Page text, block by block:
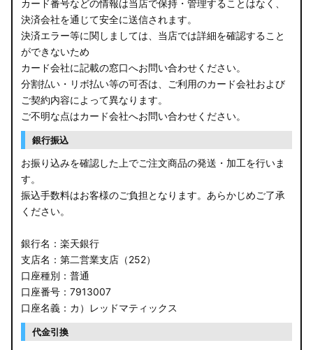
カード番号などの情報は当店で保持・管理することはなく、
決済会社を通じて安全に送信されます。
決済エラー等に関しましては、当店では詳細を確認すること
ができないため
カード会社に記載の窓口へお問い合わせください。
分割払い・リボ払い等の可否は、ご利用のカード会社および
ご契約内容によって異なります。
ご不明な点はカード会社へお問い合わせください。
銀行振込
お振り込みを確認した上でご注文商品の発送・加工を行いま
す。
振込手数料はお客様のご負担となります。あらかじめご了承
ください。
銀行名：楽天銀行
支店名：第二営業支店（252）
口座種別：普通
口座番号：7913007
口座名義：カ）レッドマティックス
代金引換